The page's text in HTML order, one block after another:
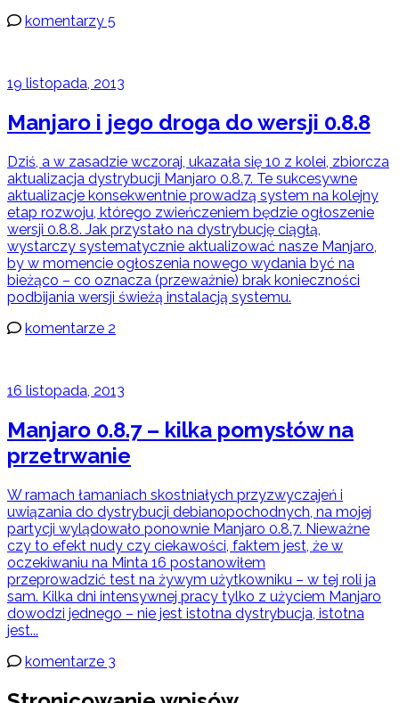
komentarzy 5
19 listopada, 2013
Manjaro i jego droga do wersji 0.8.8
Dziś, a w zasadzie wczoraj, ukazała się 10 z kolei, zbiorcza
aktualizacja dystrybucji Manjaro 0.8.7. Te sukcesywne
aktualizacje konsekwentnie prowadzą system na kolejny
etap rozwoju, którego zwieńczeniem będzie ogłoszenie
wersji 0.8.8. Jak przystało na dystrybucję ciągłą,
wystarczy systematycznie aktualizować nasze Manjaro,
by w momencie ogłoszenia nowego wydania być na
bieżąco – co oznacza (przeważnie) brak konieczności
podbijania wersji świeżą instalacją systemu.
komentarze 2
16 listopada, 2013
Manjaro 0.8.7 – kilka pomysłów na
przetrwanie
W ramach łamaniach skostniałych przyzwyczajeń i
uwiązania do dystrybucji debianopochodnych, na mojej
partycji wylądowało ponownie Manjaro 0.8.7. Nieważne
czy to efekt nudy czy ciekawości, faktem jest, że w
oczekiwaniu na Minta 16 postanowiłem
przeprowadzić test na żywym użytkowniku – w tej roli ja
sam. Kilka dni intensywnej pracy tylko z użyciem Manjaro
dowodzi jednego – nie jest istotna dystrybucja, istotna
jest...
komentarze 3